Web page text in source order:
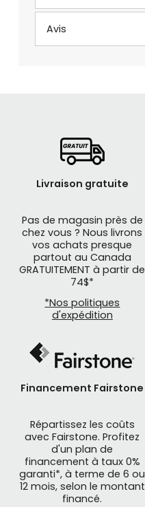
Avis
Livraison gratuite
Pas de magasin près de
chez vous ? Nous livrons
vos achats presque
partout au Canada
GRATUITEMENT à partir de
74$*
*Nos politiques
d'expédition
Financement Fairstone
Répartissez les coûts
avec Fairstone. Profitez
d'un plan de
financement à taux 0%
garanti*, à terme de 6 ou
12 mois, selon le montant
financé.